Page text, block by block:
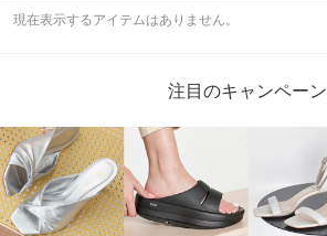
現在表示するアイテムはありません。
注目のキャンペーン